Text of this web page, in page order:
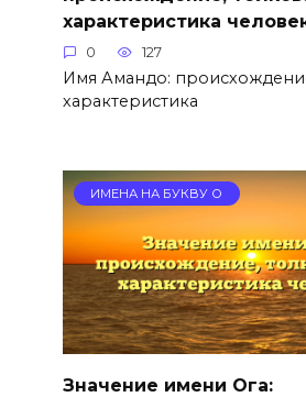
характеристика
0 127
Имя Амандо:
характеристика
ИМЕНА НА БУКВУ О
Значение имени Ога: